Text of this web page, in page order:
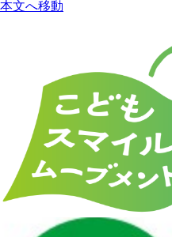
本文へ移動